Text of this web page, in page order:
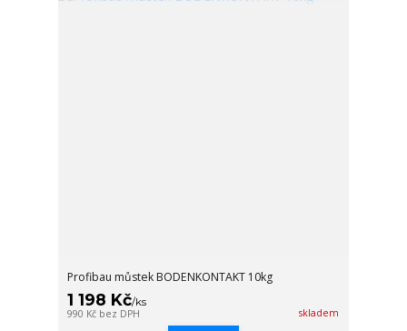
Profibau můstek BODENKONTAKT 10kg
1 198 Kč/ks
990 Kč bez DPH skladem